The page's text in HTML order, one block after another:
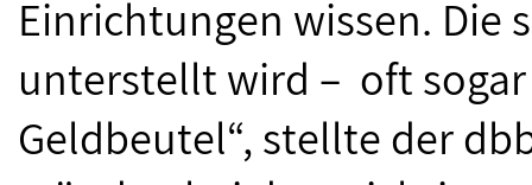
Einrichtungen wissen. Die
unterstellt wird – oft
Geldbeutel“, stellte der